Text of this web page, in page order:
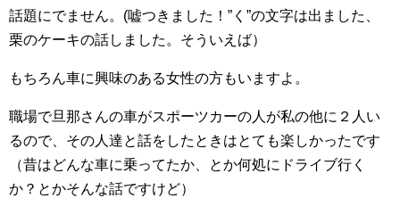
話題にでません。(嘘つきました！”く”の文字は出ました、
栗のケーキの話しました。そういえば）
もちろん車に興味のある女性の方もいますよ。
職場で旦那さんの車がスポーツカーの人が私の他に２人い
るので、その人達と話をしたときはとても楽しかったです
（昔はどんな車に乗ってたか、とか何処にドライブ行く
か？とかそんな話ですけど）